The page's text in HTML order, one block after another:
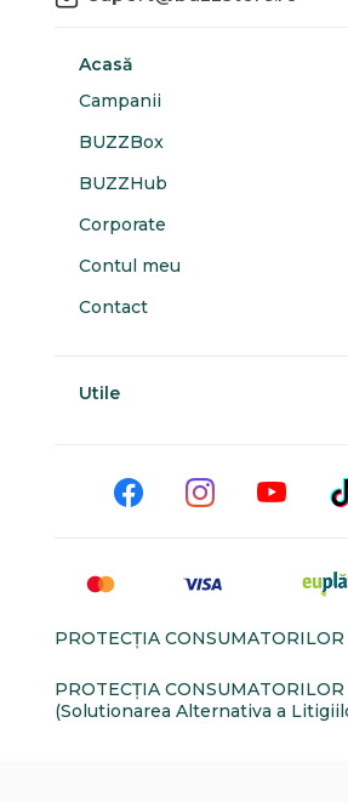
Acasă
Campanii
BUZZBox
BUZZHub
Corporate
Contul meu
Contact
Utile
PROTECŢIA CONSUMATORILOR
PROTECŢIA CONSUMATORILOR
(Solutionarea Alternativa a